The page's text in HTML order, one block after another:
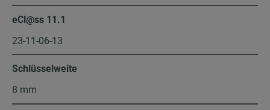
eCl@ss 11.1
23-11-06-13
Schlüsselweite
8 mm